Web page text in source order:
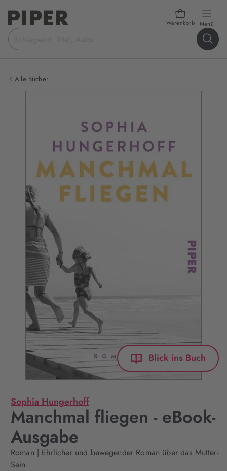
Warenkorb Menü
Suchbegriff
eingeben
Alle Bücher
Blick ins Buch
Sophia Hungerhoff
Manchmal fliegen - eBook-
Ausgabe
Roman | Ehrlicher und bewegender Roman über das Mutter-
Sein